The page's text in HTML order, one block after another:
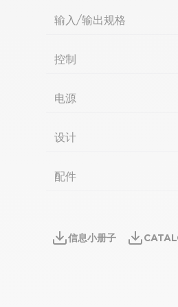
输入/输出规格
控制
电源
设计
配件
信息小册子